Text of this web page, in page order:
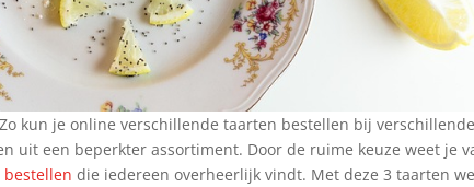
kun je online verschillende taarten bestellen bij
uit een beperkter assortiment. Door de ruime keuze weet je
die iedereen overheerlijk vindt. Met deze 3 taarten